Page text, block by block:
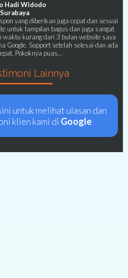
Hadi Widodo
Surabaya
yang diberikan juga cepat dan sesuai
untuk tampilan bagus dan juga sangat
waktu kurang dari 3 bulan website saya
Google. Support setelah selesai dan ada
Pokoknya puas...
Lainnya
untuk melihat ulasan dan
klien kami di Google